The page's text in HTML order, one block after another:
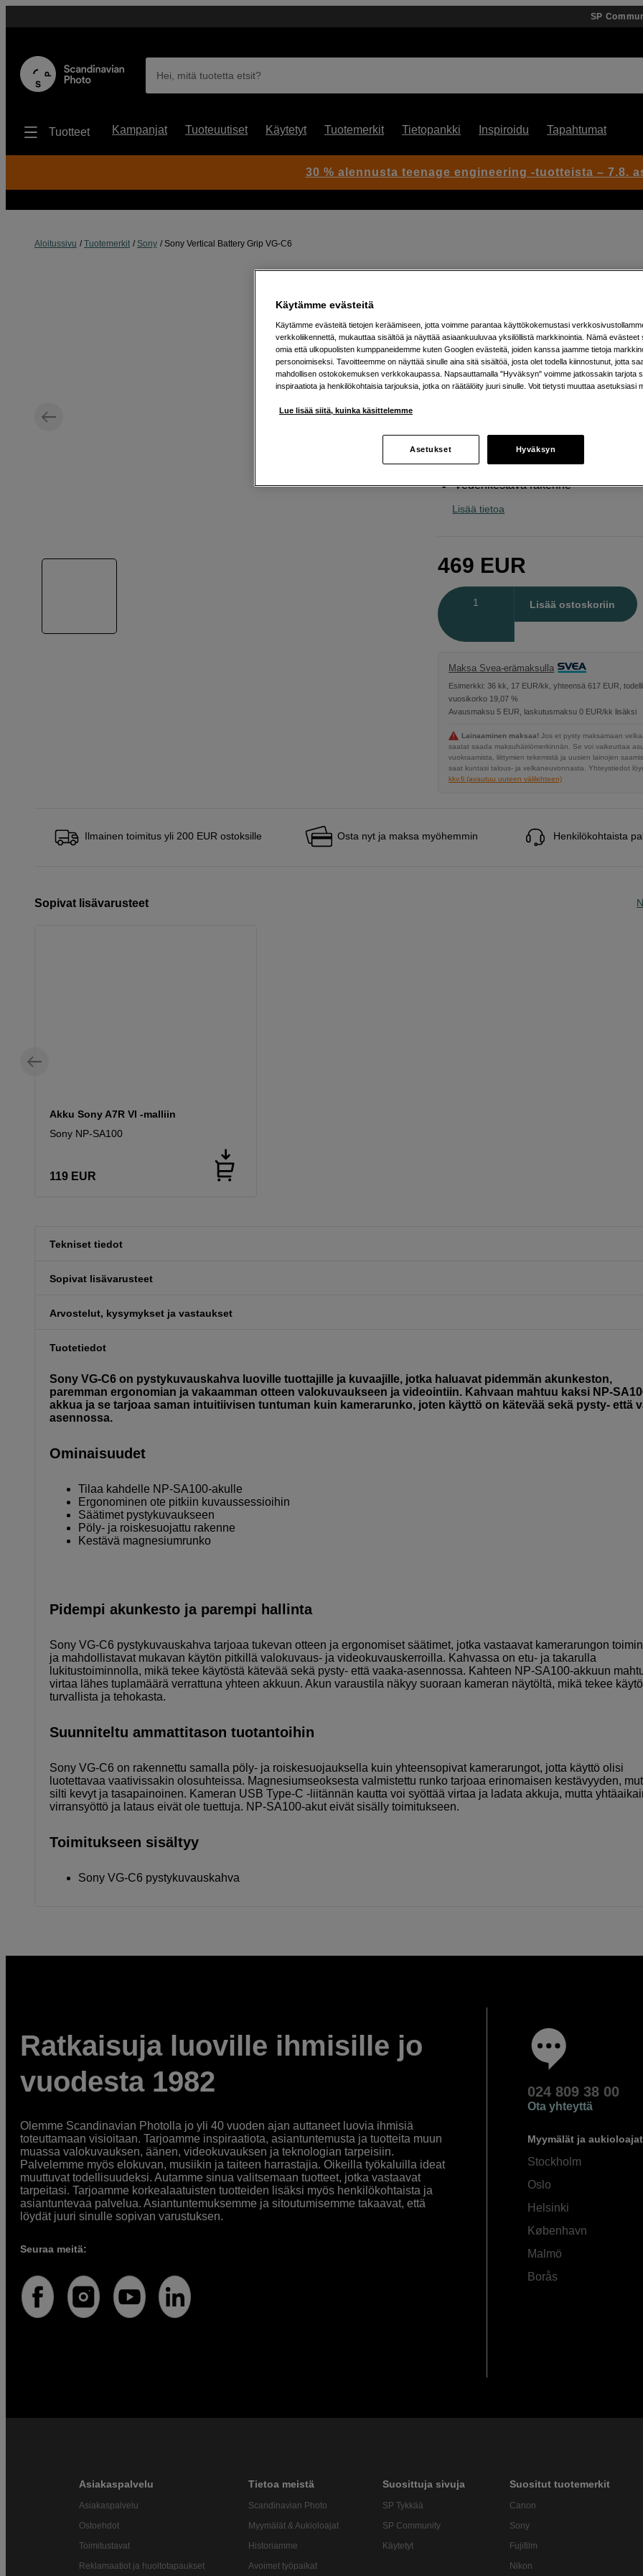
SP
Hei, mitä tuotetta etsit?
Tuotteet Kampanjat Tuoteuutiset Käytetyt Tuotemerkit Tietopankki Inspiroidu Tapahtumat
Aloitussivu Tuotemerkit Sony Sony Vertical Battery Grip VG-C6
Sony Vertical Battery Grip VG-C6
Verkkokauppa:Varastossa
Ergonominen ote
Vedenkestävä rakenne
Lisää tietoa
469 EUR
Lisää ostoskoriin
Maksa Svea-erämaksulla
Esimerkki: 36 kk, 17 EUR/kk, yhteensä 617 EUR,
vuosikorko 19,07 %
Avausmaksu 5 EUR, laskutusmaksu 0 EUR/kk lisäksi
Lainaaminen maksaa! Jos et pysty maksamaan
saatat saada maksuhäiriömerkinnän. Se voi vaikeuttaa
vuokraamista, liittymien tekemistä ja uusien lainojen
saat kuntasi talous- ja velkaneuvonnasta. Yhteystiedot
kkv.fi (avautuu uuteen välilehteen)
Ilmainen toimitus yli 200 EUR ostoksille Osta nyt ja maksa myöhemmin Henkilökohtaista
Sopivat lisävarusteet
Akku Sony A7R VI -malliin
Sony NP-SA100
119 EUR
Tekniset tiedot
Sopivat lisävarusteet
Arvostelut, kysymykset ja vastaukset
Tuotetiedot
Sony VG-C6 on pystykuvauskahva luoville tuottajille ja kuvaajille, jotka haluavat pidemmän akunkeston,
paremman ergonomian ja vakaamman otteen valokuvaukseen ja videointiin. Kahvaan mahtuu kaksi NP-
akkua ja se tarjoaa saman intuitiivisen tuntuman kuin kamerarunko, joten käyttö on kätevää sekä pysty- että
asennossa.
Ominaisuudet
Tilaa kahdelle NP-SA100-akulle
Ergonominen ote pitkiin kuvaussessioihin
Säätimet pystykuvaukseen
Pöly- ja roiskesuojattu rakenne
Kestävä magnesiumrunko
Pidempi akunkesto ja parempi hallinta
Sony VG-C6 pystykuvauskahva tarjoaa tukevan otteen ja ergonomiset säätimet, jotka vastaavat kamerarungon
ja mahdollistavat mukavan käytön pitkillä valokuvaus- ja videokuvauskerroilla. Kahvassa on etu- ja takarulla
lukitustoiminnolla, mikä tekee käytöstä kätevää sekä pysty- että vaaka-asennossa. Kahteen NP-SA100-akkuun
virtaa lähes tuplamäärä verrattuna yhteen akkuun. Akun varaustila näkyy suoraan kameran näytöltä, mikä tekee
turvallista ja tehokasta.
Suunniteltu ammattitason tuotantoihin
Sony VG-C6 on rakennettu samalla pöly- ja roiskesuojauksella kuin yhteensopivat kamerarungot, jotta käyttö olisi
luotettavaa vaativissakin olosuhteissa. Magnesiumseoksesta valmistettu runko tarjoaa erinomaisen kestävyyden,
silti kevyt ja tasapainoinen. Kameran USB Type-C -liitännän kautta voi syöttää virtaa ja ladata akkuja, mutta
virransyöttö ja lataus eivät ole tuettuja. NP-SA100-akut eivät sisälly toimitukseen.
Toimitukseen sisältyy
Sony VG-C6 pystykuvauskahva
Ratkaisuja luoville ihmisille jo
vuodesta 1982
Olemme Scandinavian Photolla jo yli 40 vuoden ajan auttaneet luovia ihmisiä
toteuttamaan visioitaan. Tarjoamme inspiraatiota, asiantuntemusta ja tuotteita muun
muassa valokuvauksen, äänen, videokuvauksen ja teknologian tarpeisiin.
Palvelemme myös elokuvan, musiikin ja taiteen harrastajia. Oikeilla työkaluilla ideat
muuttuvat todellisuudeksi. Autamme sinua valitsemaan tuotteet, jotka vastaavat
tarpeitasi. Tarjoamme korkealaatuisten tuotteiden lisäksi myös henkilökohtaista ja
asiantuntevaa palvelua. Asiantuntemuksemme ja sitoutumisemme takaavat, että
löydät juuri sinulle sopivan varustuksen.
Seuraa meitä:
024 809 38 00
Ota yhteyttä
Myymälät ja aukioloajat
Stockholm
Oslo
Helsinki
København
Malmö
Borås
Asiakaspalvelu
Asiakaspalvelu
Ostoehdot
Toimitustavat
Reklamaatiot ja huoltotapaukset
Tietoa meistä
Scandinavian Photo
Myymälät & Aukioloajat
Historiamme
Avoimet työpaikat
Suosittuja sivuja
SP Tykkää
SP Community
Käytetyt
Suositut tuotemerkit
Canon
Sony
Fujifilm
Nikon
30 % alennusta teenage engineering -tuotteista – 7.8.
Käytämme evästeitä
Käytämme evästeitä tietojen keräämiseen, jotta voimme parantaa käyttökokemustasi
verkkoliikennettä, mukauttaa sisältöä ja näyttää asiaankuuluvaa yksilöllistä markkinointia. Nämä evästeet
omia että ulkopuolisten kumppaneidemme kuten Googlen evästeitä, joiden kanssa jaamme tietoja
personoimiseksi. Tavoitteemme on näyttää sinulle aina sitä sisältöä, josta olet todella kiinnostunut, jotta
mahdollisen ostokokemuksen verkkokaupassa. Napsauttamalla "Hyväksyn" voimme jatkossakin tarjota
inspiraatiota ja henkilökohtaisia tarjouksia, jotka on räätälöity juuri sinulle. Voit tietysti muuttaa asetuksiasi
Lue lisää siitä, kuinka käsittelemme
Asetukset Hyväksyn